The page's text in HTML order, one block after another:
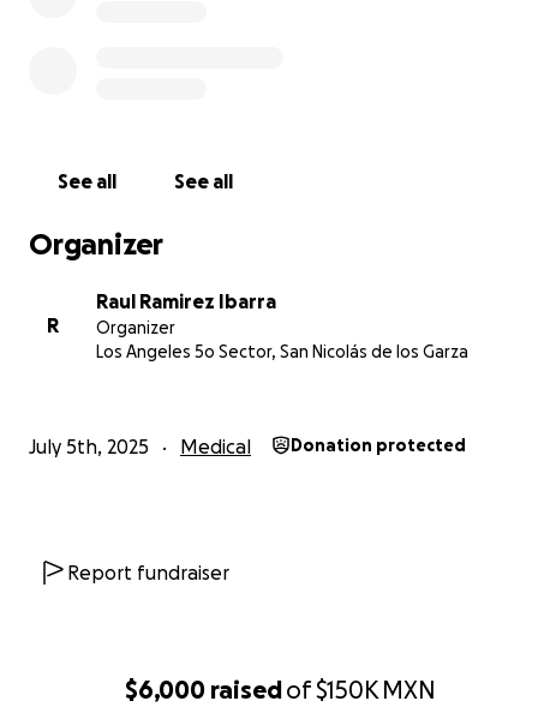
$6,000 raisedof$150K MXN
See all See all
Organizer
R
Raul Ramirez Ibarra
Organizer
Los Angeles 5o Sector, San Nicolás de los Garza
July 5th, 2025 Medical Donation protected
Report fundraiser